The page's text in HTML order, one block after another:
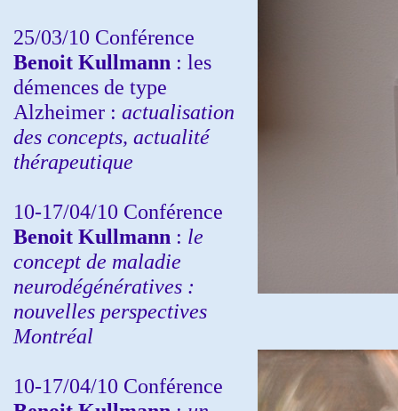
25/03/10 Conférence
Benoit Kullmann : les
démences de type
Alzheimer : actualisation
des concepts, actualité
thérapeutique
10-17/04/10 Conférence
Benoit Kullmann : le
concept de maladie
neurodégénératives :
nouvelles perspectives
Montréal
10-17/04/10 Conférence